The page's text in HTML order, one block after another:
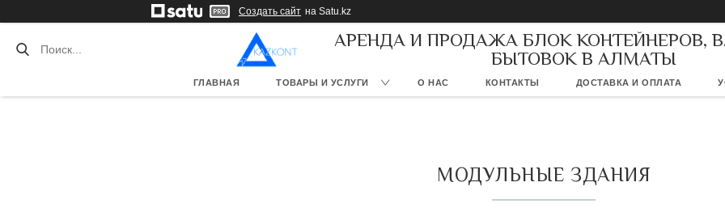
Создать сайт на Satu.kz
АРЕНДА И ПРОДАЖА БЛОК КОНТЕЙНЕРОВ,
БЫТОВОК В АЛМАТЫ
ГЛАВНАЯ ТОВАРЫ И УСЛУГИ О НАС КОНТАКТЫ ДОСТАВКА И ОПЛАТА
МОДУЛЬНЫЕ ЗДАНИЯ